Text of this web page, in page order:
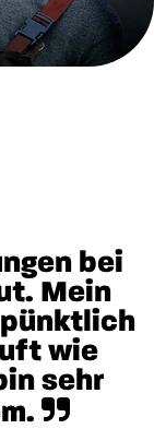
bei
Mein
pünktlich
wie
sehr